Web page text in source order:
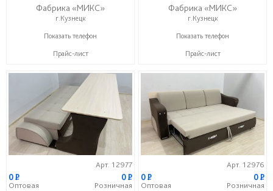
Фабрика «МИКС»
г.Кузнецк
+7 (937) 423-36-37
Показать телефон
Прайс-лист
Фабрика «МИКС»
г.Кузнецк
+7 (937) 423-36-37
Показать телефон
Прайс-лист
Арт. 12977
0P
Оптовая
0P
Розничная
Арт. 12976
0P
Оптовая
0P
Розничная